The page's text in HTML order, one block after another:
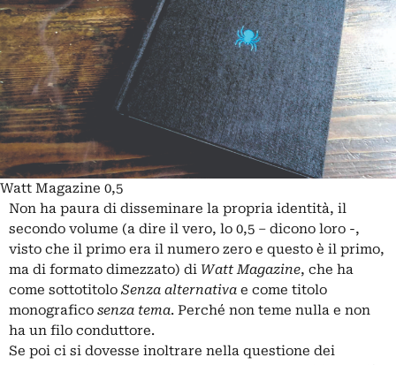
Watt Magazine 0,5
Non ha paura di disseminare la propria identità, il
secondo volume (a dire il vero, lo 0,5 – dicono loro -,
visto che il primo era il numero zero e questo è il primo,
ma di formato dimezzato) di Watt Magazine, che ha
come sottotitolo Senza alternativa e come titolo
monografico senza tema. Perché non teme nulla e non
ha un filo conduttore.
Se poi ci si dovesse inoltrare nella questione dei